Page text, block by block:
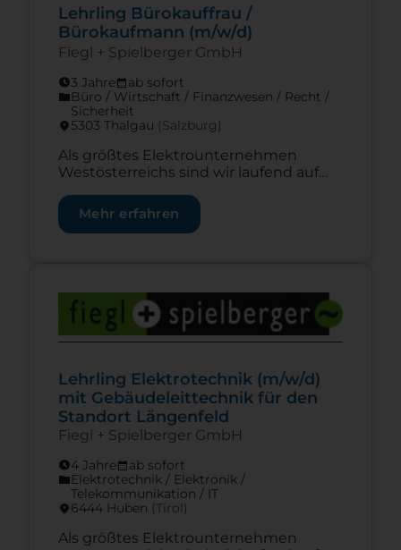
Projekten. Als […]
Lehrling Bürokauffrau /
Bürokaufmann (m/w/d)
Fiegl + Spielberger GmbH
schedule3 Jahrecalendar_monthab sofort
folderBüro / Wirtschaft / Finanzwesen / Recht /
Sicherheit
location_on5303 Thalgau (Salzburg)
Als größtes Elektrounternehmen
Westösterreichs sind wir laufend auf
engagierten Mitarbeitern, die
gemeinsam mit uns unsere
Als Traditionsunternehmen setzen wir
sehr großen Wert auf die Ausbildung
und Entwicklung unserer Lehrlinge
und du kannst, nach deiner […]
Mehr erfahren
Lehrling Elektrotechnik (m/w/d)
mit Gebäudeleittechnik für den
Standort Längenfeld
Fiegl + Spielberger GmbH
schedule4 Jahrecalendar_monthab sofort
folderElektrotechnik / Elektronik /
Telekommunikation / IT
location_on6444 Huben (Tirol)
Als größtes Elektrounternehmen